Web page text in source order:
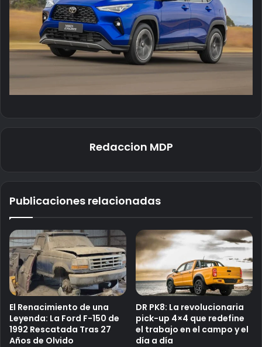
Redaccion MDP
Publicaciones relacionadas
El Renacimiento de una
Leyenda: La Ford F-150 de
1992 Rescatada Tras 27
Años de Olvido
DR PK8: La revolucionaria
pick-up 4×4 que redefine
el trabajo en el campo y el
día a día